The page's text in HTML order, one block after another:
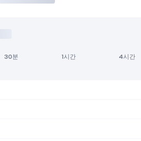
30분 1시간 4시간